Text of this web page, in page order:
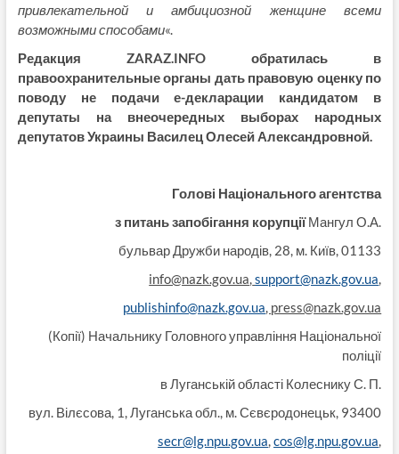
привлекательной и амбициозной женщине всеми
возможными способами«.
Редакция ZARAZ.INFO обратилась в
правоохранительные органы дать правовую оценку по
поводу не подачи е-декларации кандидатом в
депутаты на внеочередных выборах народных
депутатов Украины Василец Олесей Александровной.
Голові Національного агентства
з питань запобігання корупціїМангул О.А.
бульвар Дружби народів, 28, м. Київ, 01133
info@nazk.gov.ua,support@nazk.gov.ua,
publishinfo@nazk.gov.ua, press@nazk.gov.ua
(Копії) Начальнику Головного управління Національної
поліції
в Луганській області Колеснику С. П.
вул. Вілєсова, 1, Луганська обл., м. Сєвєродонецьк, 93400
secr@lg.npu.gov.ua,cos@lg.npu.gov.ua,